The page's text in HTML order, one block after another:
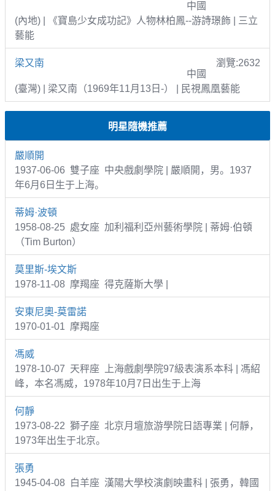
中國
(內地) | 《寶島少女成功記》人物林柏鳳--游詩璟飾 | 三立
藝能
梁又南
瀏覽:2632
中國
(臺灣) | 梁又南（1969年11月13日-） | 民視鳳凰藝能
明星隨機推薦
嚴順開
1937-06-06 雙子座 中央戲劇學院 | 嚴順開，男。1937
年6月6日生于上海。
蒂姆·波頓
1958-08-25 處女座 加利福利亞州藝術學院 | 蒂姆·伯頓
（Tim Burton）
莫里斯-埃文斯
1978-11-08 摩羯座 得克薩斯大學 |
安東尼奧-莫雷諾
1970-01-01 摩羯座
馮威
1978-10-07 天秤座 上海戲劇學院97級表演系本科 | 馮紹
峰，本名馮威，1978年10月7日出生于上海
何靜
1973-08-22 獅子座 北京月壇旅游學院日語專業 | 何靜，
1973年出生于北京。
張勇
1945-04-08 白羊座 漢陽大學校演劇映畫科 | 張勇，韓國